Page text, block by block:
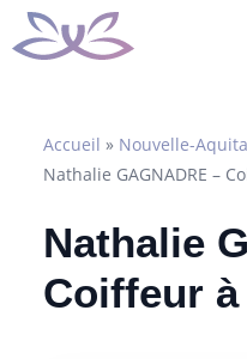
Aller
au
Accueil » Nouvelle-
Nathalie GAGNADRE –
Nathalie
Coiffeur